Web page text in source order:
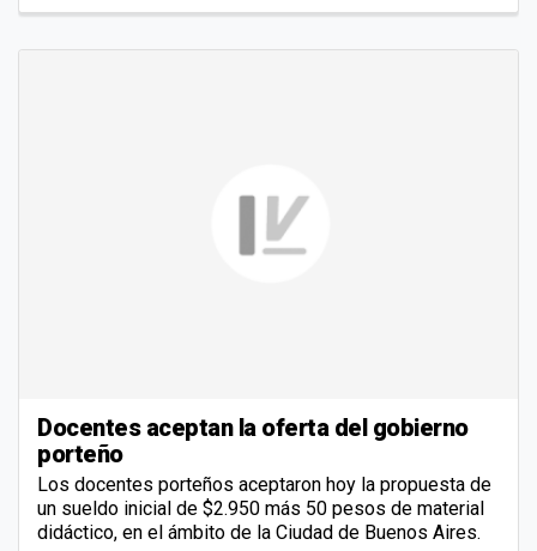
Docentes aceptan la oferta del gobierno
porteño
Los docentes porteños aceptaron hoy la propuesta de
un sueldo inicial de $2.950 más 50 pesos de material
didáctico, en el ámbito de la Ciudad de Buenos Aires.